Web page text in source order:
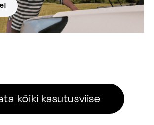
kõiki kasutusviise